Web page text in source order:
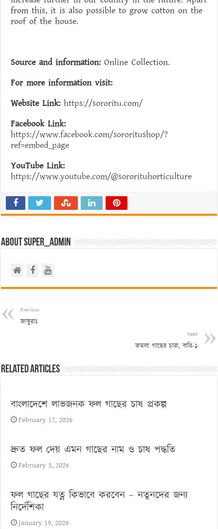
from this, it is also possible to grow cotton on the
roof of the house.
Source and information: Online Collection.
For more information visit:
Website Link: https://sororitu.com/
Facebook Link:
https://www.facebook.com/sororitushop/?
ref=embed_page
YouTube Link:
https://www.youtube.com/@sororituhorticulture
About super_admin
Previous
জাম্বুরাঃ
Next
কমলা গাছের চারা, বারি-১
Related Articles
বাংলাদেশে লাভজনক ফল গাছের চাষ প্রকল্প
February 17, 2026
দ্রুত ফল দেয় এমন গাছের নাম ও চাষ পদ্ধতি
February 3, 2026
ফল গাছের যত্ন কিভাবে করবেন – নতুনদের জন্য
নির্দেশিকা
January 19, 2026